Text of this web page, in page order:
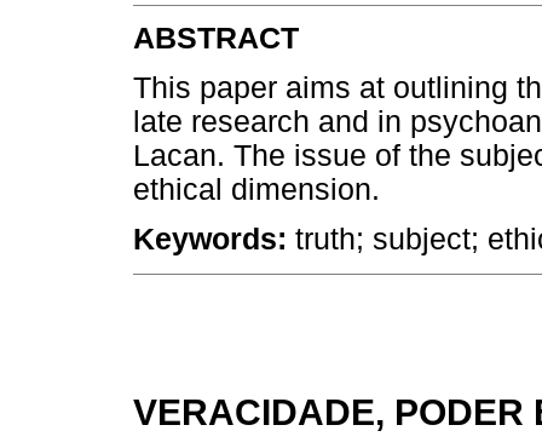
ABSTRACT
This paper aims at outlining
late research and in
Lacan. The issue of the
ethical dimension.
Keywords: truth; subject;
VERACIDADE, PODER